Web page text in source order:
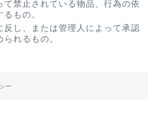
て禁止されている物品、行為の依
もの。
反し、または管理人によって承認
れるもの。
ー